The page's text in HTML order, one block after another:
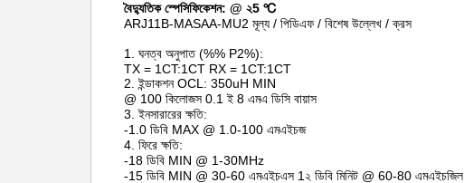
বৈদ্যুতিক স্পেসিফিকেশন: @ ২5 ℃
ARJ11B-MASAA-MU2 মূল্য / পিডিএফ / বিশেষ উল্লেখ / ক্রস
1. ঘনত্ব অনুপাত (%% P2%):
TX = 1CT:1CT RX = 1CT:1CT
2. ইন্ডাকশন OCL: 350uH MIN
@ 100 কিলোজস 0.1 ই 8 এমএ ডিসি বায়াস
3. ইনসারারের ক্ষতি:
-1.0 ডিবি MAX @ 1.0-100 এমএইচজ
4. ফিরে ক্ষতি:
-18 ডিবি MIN @ 1-30MHz
-15 ডিবি MIN @ 30-60 এমএইচএস 1২ ডিবি মিনিট @ 60-80 এমএইচজিল